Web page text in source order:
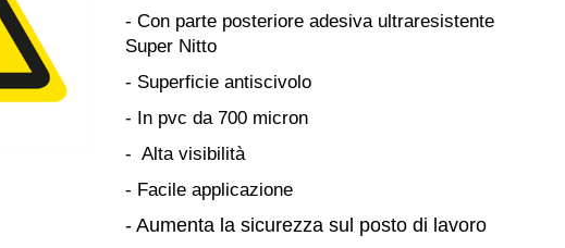
- Con parte posteriore adesiva ultraresistente
Super Nitto
- Superficie antiscivolo
- In pvc da 700 micron
- Alta visibilità
- Facile applicazione
- Aumenta la sicurezza sul posto di lavoro